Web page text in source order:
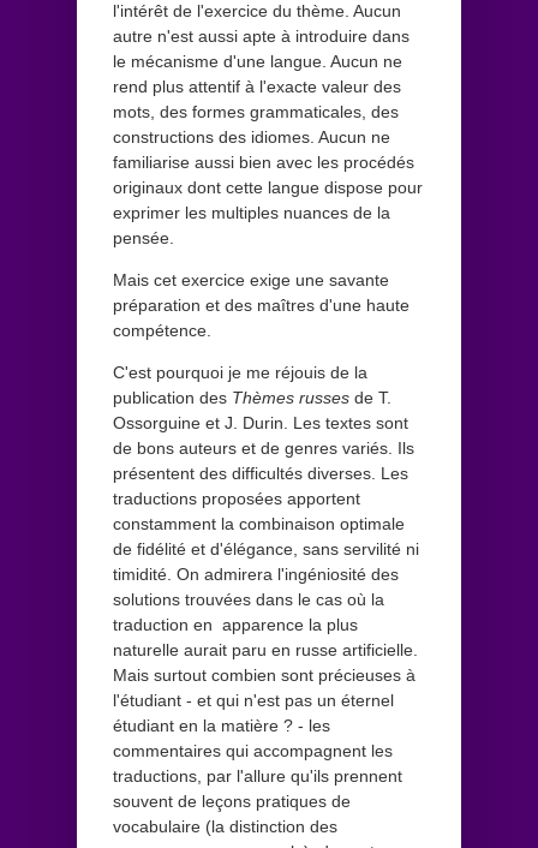
l'intérêt de l'exercice du thème. Aucun
autre n'est aussi apte à introduire dans
le mécanisme d'une langue. Aucun ne
rend plus attentif à l'exacte valeur des
mots, des formes grammaticales, des
constructions des idiomes. Aucun ne
familiarise aussi bien avec les procédés
originaux dont cette langue dispose pour
exprimer les multiples nuances de la
pensée.
Mais cet exercice exige une savante
préparation et des maîtres d'une haute
compétence.
C'est pourquoi je me réjouis de la
publication des Thèmes russes de T.
Ossorguine et J. Durin. Les textes sont
de bons auteurs et de genres variés. Ils
présentent des difficultés diverses. Les
traductions proposées apportent
constamment la combinaison optimale
de fidélité et d'élégance, sans servilité ni
timidité. On admirera l'ingéniosité des
solutions trouvées dans le cas où la
traduction en apparence la plus
naturelle aurait paru en russe artificielle.
Mais surtout combien sont précieuses à
l'étudiant - et qui n'est pas un éternel
étudiant en la matière ? - les
commentaires qui accompagnent les
traductions, par l'allure qu'ils prennent
souvent de leçons pratiques de
vocabulaire (la distinction des